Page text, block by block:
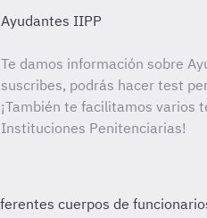
Ayudantes IIPP
Te damos información sobre
suscribes, podrás hacer test
¡También te facilitamos varios
Instituciones Penitenciarias!